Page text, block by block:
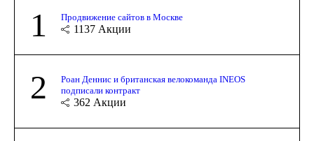
1 Продвижение сайтов в Москве
1137 Акции
2
Роан Деннис и британская велокоманда INEOS
подписали контракт
362 Акции